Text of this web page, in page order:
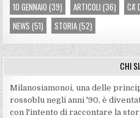
10 GENNAIO (39) ARTICOLI (36) CA'
NEWS (51) STORIA(52)
CHI
Milanosiamonoi, una delle
rossoblu negli anni '90, è
con l'intento di raccontare la